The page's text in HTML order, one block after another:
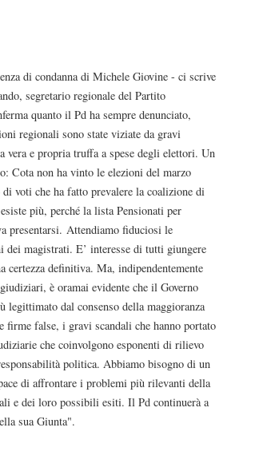
di condanna di Michele Giovine - ci scrive
segretario regionale del Partito
quanto il Pd ha sempre denunciato,
regionali sono state viziate da gravi
vera e propria truffa a spese degli elettori. Un
Cota non ha vinto le elezioni del marzo
voti che ha fatto prevalere la coalizione di
più, perché la lista Pensionati per
presentarsi. Attendiamo fiduciosi le
dei magistrati. E’ interesse di tutti giungere
certezza definitiva. Ma, indipendentemente
è oramai evidente che il Governo
legittimato dal consenso della maggioranza
firme false, i gravi scandali che hanno portato
che coinvolgono esponenti di rilievo
politica. Abbiamo bisogno di un
di affrontare i problemi più rilevanti della
e dei loro possibili esiti. Il Pd continuerà a
sua Giunta".